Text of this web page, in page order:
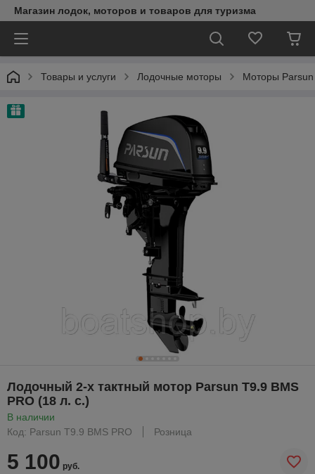
Магазин лодок, моторов и товаров для туризма
Товары и услуги Лодочные моторы Моторы Parsun
Лодочный 2-х тактный мотор Parsun T9.9 BMS
PRO (18 л. с.)
В наличии
Код: Parsun T9.9 BMS PRO
Розница
5 100 руб.